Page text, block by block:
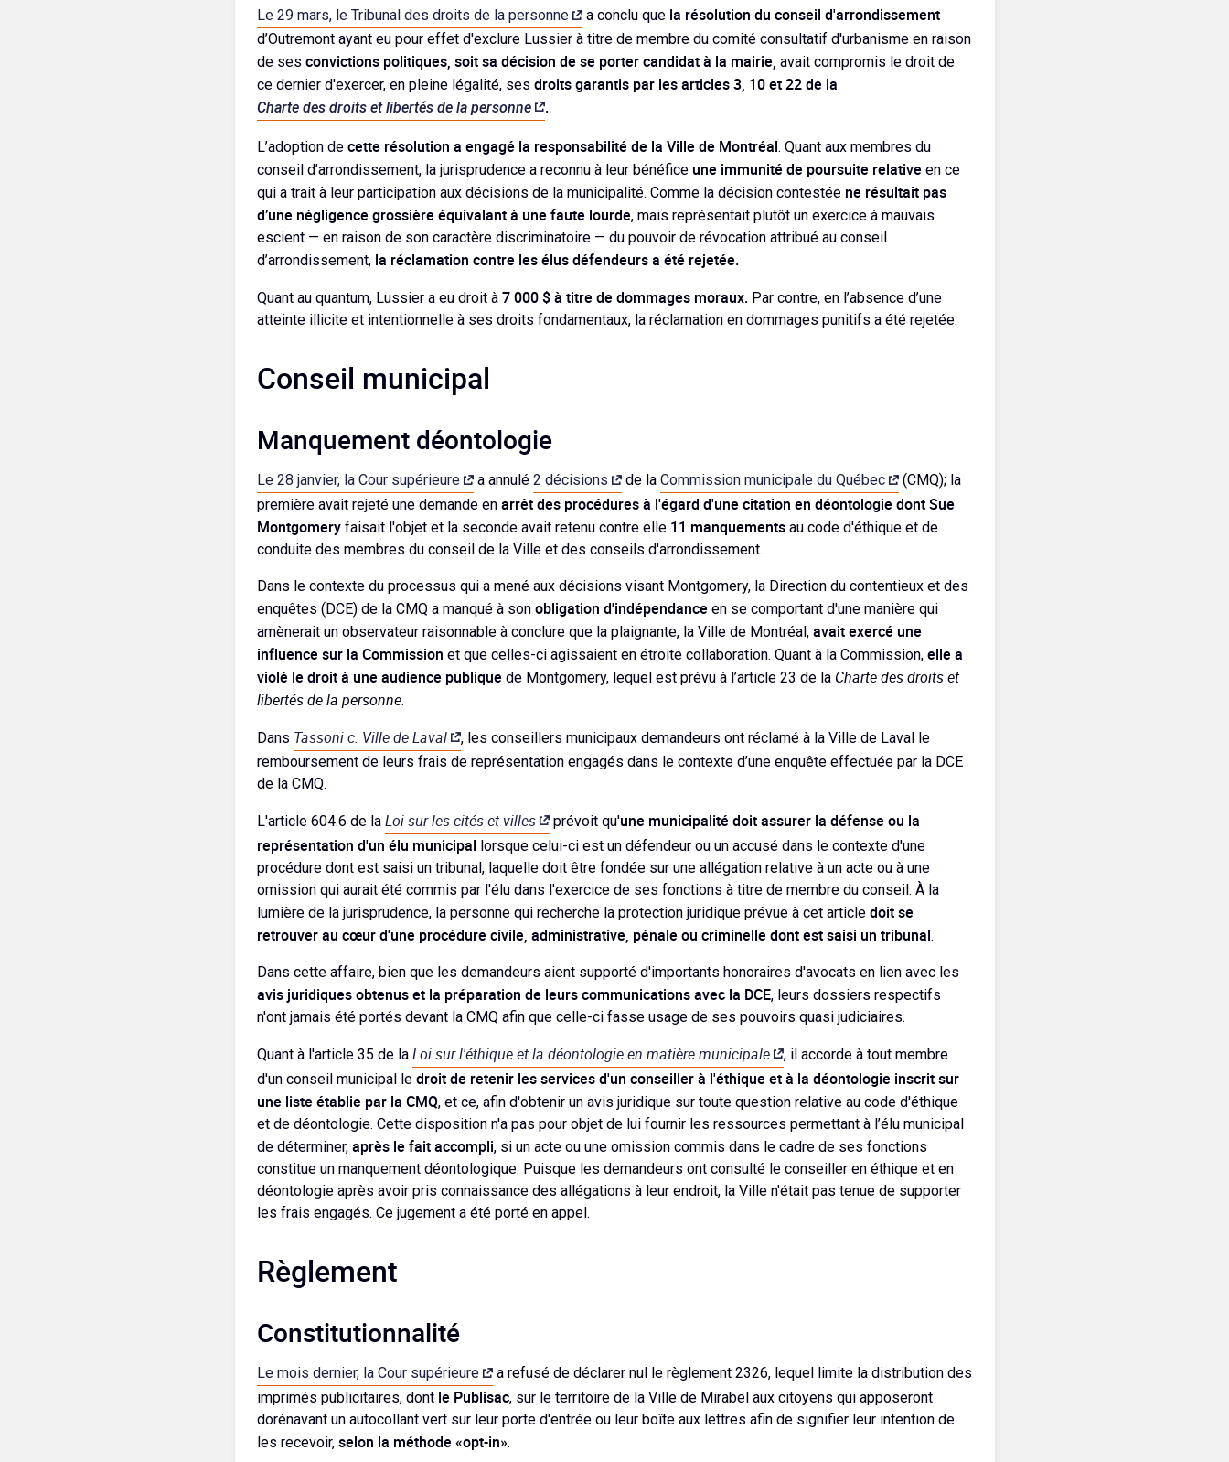
Le 29 mars, le Tribunal des droits de la personne a conclu que la résolution du conseil d'arrondissement
d’Outremont ayant eu pour effet d'exclure Lussier à titre de membre du comité consultatif d'urbanisme en raison
de ses convictions politiques, soit sa décision de se porter candidat à la mairie, avait compromis le droit de
ce dernier d'exercer, en pleine légalité, ses droits garantis par les articles 3, 10 et 22 de la
Charte des droits et libertés de la personne
.
L’adoption de cette résolution a engagé la responsabilité de la Ville de Montréal. Quant aux membres du
conseil d’arrondissement, la jurisprudence a reconnu à leur bénéfice une immunité de poursuite relative en ce
qui a trait à leur participation aux décisions de la municipalité. Comme la décision contestée ne résultait pas
d’une négligence grossière équivalant à une faute lourde, mais représentait plutôt un exercice à mauvais
escient — en raison de son caractère discriminatoire — du pouvoir de révocation attribué au conseil
d’arrondissement, la réclamation contre les élus défendeurs a été rejetée.
Quant au quantum, Lussier a eu droit à 7 000 $ à titre de dommages moraux.Par contre, en l’absence d’une
atteinte illicite et intentionnelle à ses droits fondamentaux, la réclamation en dommages punitifs a été rejetée.
Conseil municipal
Manquement déontologie
Le 28 janvier, la Cour supérieure a annulé 2 décisions de la Commission municipale du Québec
(CMQ); la
première avait rejeté une demande en arrêt des procédures à l'égard d'une citation en déontologie dont Sue
Montgomeryfaisait l'objet et la seconde avait retenu contre elle 11 manquementsau code d'éthique et de
conduite des membres du conseil de la Ville et des conseils d'arrondissement.
Dans le contexte du processus qui a mené aux décisions visant Montgomery, la Direction du contentieux et des
enquêtes (DCE) de la CMQ a manqué à son obligation d'indépendance en se comportant d'une manière qui
amènerait un observateur raisonnable à conclure que la plaignante, la Ville de Montréal, avait exercé une
influence sur la Commission et que celles-ci agissaient en étroite collaboration. Quant à la Commission, elle a
violé le droit à une audience publique de Montgomery, lequel est prévu à l’article 23 de la Charte des droits et
libertés de la personne.
Dans Tassoni c. Ville de Laval
, les conseillers municipaux demandeurs ont réclamé à la Ville de Laval le
remboursement de leurs frais de représentation engagés dans le contexte d’une enquête effectuée par la DCE
de la CMQ.
L'article 604.6 de la Loi sur les cités et villes prévoit qu'une municipalité doit assurer la défense ou la
représentation d'un élu municipal lorsque celui-ci est un défendeur ou un accusé dans le contexte d'une
procédure dont est saisi un tribunal, laquelle doit être fondée sur une allégation relative à un acte ou à une
omission qui aurait été commis par l'élu dans l'exercice de ses fonctions à titre de membre du conseil. À la
lumière de la jurisprudence, la personne qui recherche la protection juridique prévue à cet article doit se
retrouver au cœur d'une procédure civile, administrative, pénale ou criminelle dont est saisi un tribunal.
Dans cette affaire, bien que les demandeurs aient supporté d'importants honoraires d'avocats en lien avec les
avis juridiques obtenus et la préparation de leurs communications avec la DCE, leurs dossiers respectifs
n'ont jamais été portés devant la CMQ afin que celle-ci fasse usage de ses pouvoirs quasi judiciaires.
Quant à l'article 35 de la Loi sur l'éthique et la déontologie en matière municipale
, il accorde à tout membre
d'un conseil municipal le droit de retenir les services d'un conseiller à l'éthique et à la déontologie inscrit sur
une liste établie par la CMQ, et ce, afin d'obtenir un avis juridique sur toute question relative au code d'éthique
et de déontologie. Cette disposition n'a pas pour objet de lui fournir les ressources permettant à l’élu municipal
de déterminer, après le fait accompli, si un acte ou une omission commis dans le cadre de ses fonctions
constitue un manquement déontologique. Puisque les demandeurs ont consulté le conseiller en éthique et en
déontologie après avoir pris connaissance des allégations à leur endroit, la Ville n'était pas tenue de supporter
les frais engagés. Ce jugement a été porté en appel.
Règlement
Constitutionnalité
Le mois dernier, la Cour supérieure
a refusé de déclarer nul le règlement 2326, lequel limite la distribution des
imprimés publicitaires, dont le Publisac, sur le territoire de la Ville de Mirabel aux citoyens qui apposeront
dorénavant un autocollant vert sur leur porte d'entrée ou leur boîte aux lettres afin de signifier leur intention de
les recevoir, selon la méthode «opt-in».